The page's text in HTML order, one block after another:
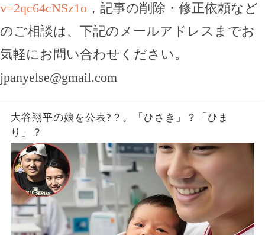
v=2qc64cNSz1o ，記事の削除・修正依頼など
のご相談は、下記のメールアドレスまでお
気軽にお問い合わせください。
jpanyelse@gmail.com
大谷翔平の娘を公表?？。「ひさき」？「ひま
り」？